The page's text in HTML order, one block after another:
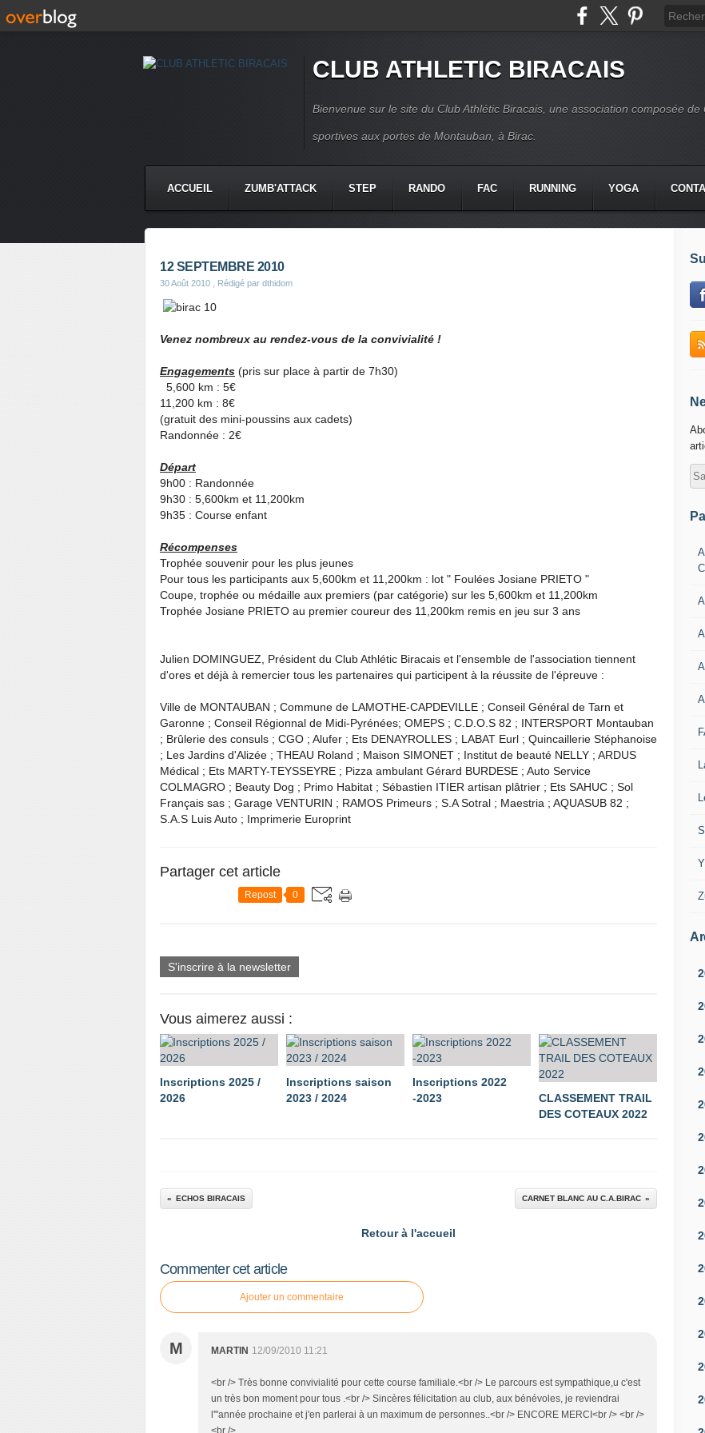
CLUB ATHLETIC BIRACAIS
Bienvenue sur le site du Club Athlétic Biracais, une association composée de
sportives aux portes de Montauban, à Birac.
ACCUEIL ZUMB'ATTACK STEP RANDO FAC RUNNING YOGA
12 SEPTEMBRE 2010
30 Août 2010 , Rédigé par dthidom
Venez nombreux au rendez-vous de la convivialité !
Engagements (pris sur place à partir de 7h30)
5,600 km : 5€
11,200 km : 8€
(gratuit des mini-poussins aux cadets)
Randonnée : 2€
Départ
9h00 : Randonnée
9h30 : 5,600km et 11,200km
9h35 : Course enfant
Récompenses
Trophée souvenir pour les plus jeunes
Pour tous les participants aux 5,600km et 11,200km : lot " Foulées Josiane PRIETO "
Coupe, trophée ou médaille aux premiers (par catégorie) sur les 5,600km et 11,200km
Trophée Josiane PRIETO au premier coureur des 11,200km remis en jeu sur 3 ans
Julien DOMINGUEZ, Président du Club Athlétic Biracais et l'ensemble de l'association tiennent
d'ores et déjà à remercier tous les partenaires qui participent à la réussite de l'épreuve :
Ville de MONTAUBAN ; Commune de LAMOTHE-CAPDEVILLE ; Conseil Général de Tarn et
Garonne ; Conseil Régionnal de Midi-Pyrénées; OMEPS ; C.D.O.S 82 ; INTERSPORT Montauban
; Brûlerie des consuls ; CGO ; Alufer ; Ets DENAYROLLES ; LABAT Eurl ; Quincaillerie Stéphanoise
; Les Jardins d'Alizée ; THEAU Roland ; Maison SIMONET ; Institut de beauté NELLY ; ARDUS
Médical ; Ets MARTY-TEYSSEYRE ; Pizza ambulant Gérard BURDESE ; Auto Service
COLMAGRO ; Beauty Dog ; Primo Habitat ; Sébastien ITIER artisan plâtrier ; Ets SAHUC ; Sol
Français sas ; Garage VENTURIN ; RAMOS Primeurs ; S.A Sotral ; Maestria ; AQUASUB 82 ;
S.A.S Luis Auto ; Imprimerie Europrint
Partager cet article
Repost 0
S'inscrire à la newsletter
Vous aimerez aussi :
Inscriptions 2025 /
2026
Inscriptions saison
2023 / 2024
Inscriptions 2022
-2023
CLASSEMENT TRAIL
DES COTEAUX 2022
ECHOS BIRACAIS CARNET BLANC AU C.A.BIRAC
Retour à l'accueil
Commenter cet article
Ajouter un commentaire
M MARTIN 12/09/2010 11:21
<br /> Très bonne convivialité pour cette course familiale.<br /> Le parcours est sympathique,u c'est
un très bon moment pour tous .<br /> Sincères félicitation au club, aux bénévoles, je reviendrai
l'"année prochaine et j'en parlerai à un maximum de personnes..<br /> ENCORE MERCI<br /> <br />
<br />